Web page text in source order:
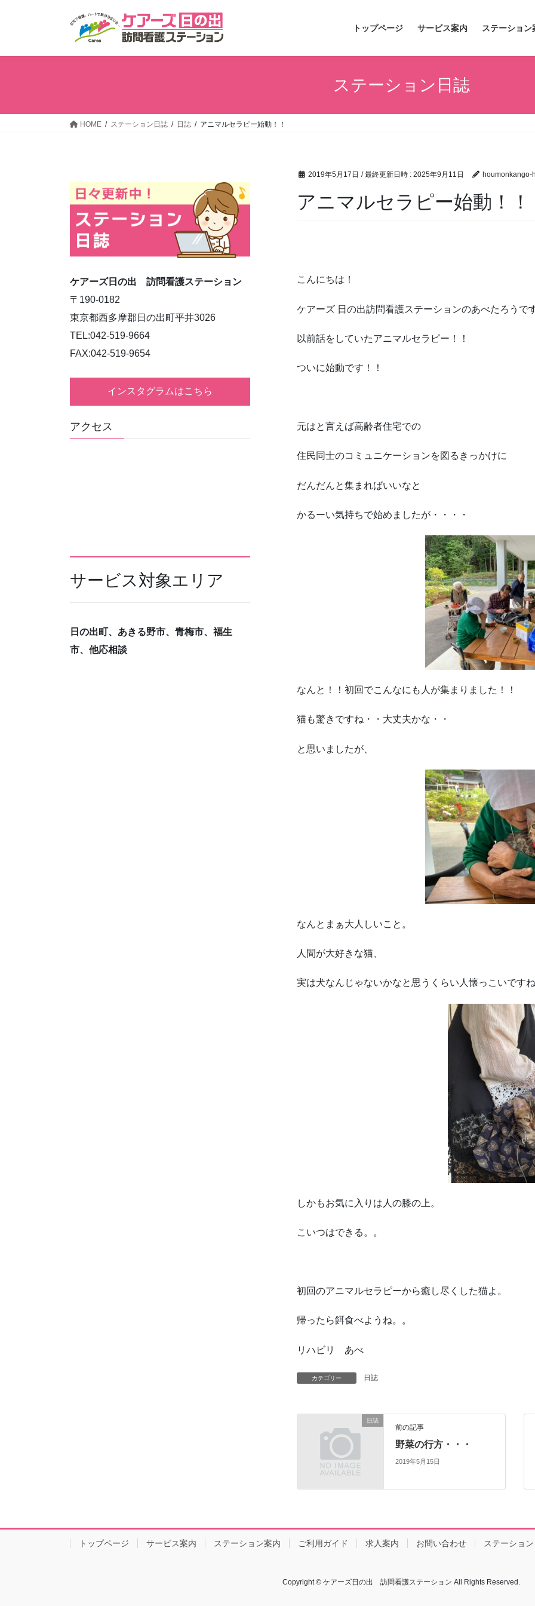
トップページ サービス案内 ステーション
ステーション日誌
HOME ステーション日誌 日誌 アニマルセラピー始動！！
2019年5月17日 / 最終更新日時 : 2025年9月11日 houmonkango-
アニマルセラピー始動！！
こんにちは！
ケアーズ 日の出訪問看護ステーションのあべたろうで
以前話をしていたアニマルセラピー！！
ついに始動です！！
元はと言えば高齢者住宅での
住民同士のコミュニケーションを図るきっかけに
だんだんと集まればいいなと
かるーい気持ちで始めましたが・・・・
なんと！！初回でこんなにも人が集まりました！！
猫も驚きですね・・大丈夫かな・・
と思いましたが、
なんとまぁ大人しいこと。
人間が大好きな猫、
実は犬なんじゃないかなと思うくらい人懐っこいです
しかもお気に入りは人の膝の上。
こいつはできる。。
初回のアニマルセラピーから癒し尽くした猫よ。
帰ったら餌食べようね。。
リハビリ あべ
カテゴリー 日誌
日誌
前の記事
野菜の行方・・・
2019年5月15日
ケアーズ日の出 訪問看護ステーション
〒190-0182
東京都西多摩郡日の出町平井3026
TEL:042-519-9664
FAX:042-519-9654
インスタグラムはこちら
アクセス
サービス対象エリア
日の出町、あきる野市、青梅市、福生
市、他応相談
トップページ サービス案内 ステーション案内 ご利用ガイド 求人案内 お問い合わせ ステーショ
Copyright © ケアーズ日の出 訪問看護ステーション All Rights Reserved.